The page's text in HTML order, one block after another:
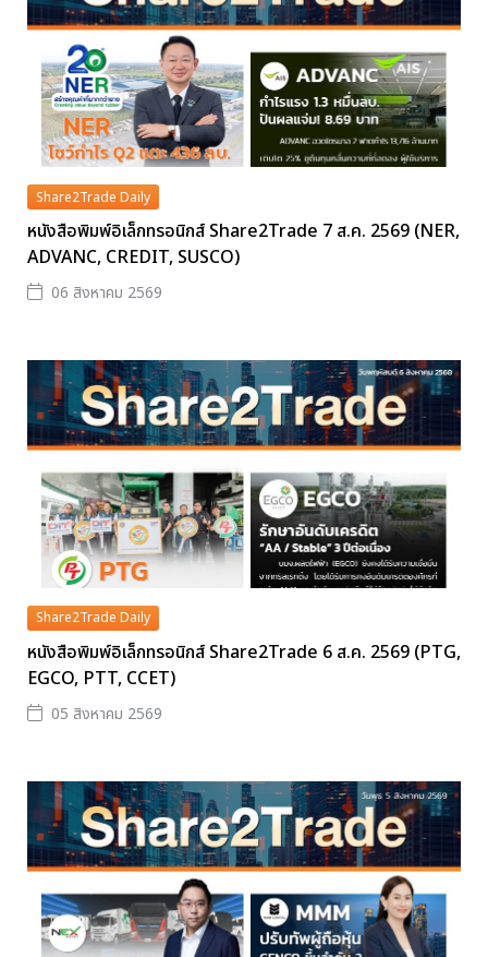
Share2Trade Daily
หนังสือพิมพ์อิเล็กทรอนิกส์ Share2Trade 7 ส.ค. 2569 (NER,
ADVANC, CREDIT, SUSCO)
06 สิงหาคม 2569
Share2Trade Daily
หนังสือพิมพ์อิเล็กทรอนิกส์ Share2Trade 6 ส.ค. 2569 (PTG,
EGCO, PTT, CCET)
05 สิงหาคม 2569